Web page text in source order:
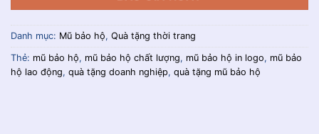
Danh mục: Mũ bảo hộ, Quà tặng thời trang
Thẻ: mũ bảo hộ, mũ bảo hộ chất lượng, mũ bảo hộ in logo, mũ bảo
hộ lao động, quà tặng doanh nghiệp, quà tặng mũ bảo hộ